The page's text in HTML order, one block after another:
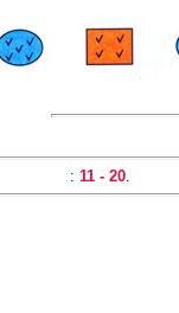
: 11 - 20.